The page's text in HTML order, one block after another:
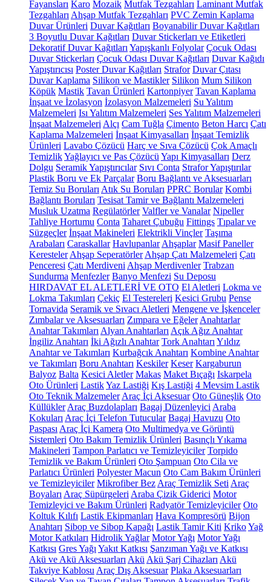
Fayansları Karo Mozaik Mutfak Tezgahları Laminant Mutfak
Tezgahları Ahşap Mutfak Tezgahları PVC Zemin Kaplama
Duvar Ürünleri Duvar Kağıtları Boyanabilir Duvar Kağıtları
3 Boyutlu Duvar Kağıtları Duvar Stickerları ve Etiketleri
Dekoratif Duvar Kağıtları Yapışkanlı Folyolar Çocuk Odası
Duvar Stickerları Çocuk Odası Duvar Kağıtları Duvar Kağıdı
Yapıştırıcısı Poster Duvar Kağıtları Strafor Duvar Çıtası
Duvar Kaplama Silikon ve Mastikler Silikon Mum Silikon
Köpük Mastik Tavan Ürünleri Kartonpiyer Tavan Kaplama
İnşaat ve İzolasyon İzolasyon Malzemeleri Su Yalıtım
Malzemeleri Isı Yalıtım Malzemeleri Ses Yalıtım Malzemeleri
İnşaat Malzemeleri Alçı Cam Tuğla Çimento Beton Harcı Çatı
Kaplama Malzemeleri İnşaat Kimyasalları İnşaat Temizlik
Ürünleri Lavabo Çözücü Harç ve Sıva Çözücü Çok Amaçlı
TemizlikYağlayıcı ve Pas Çözücü Yapı Kimyasalları Derz
Dolgu Seramik Yapıştırıcılar Sıvı Conta Strafor Yapıştırılar
Plastik Boru ve Ek Parçalar Boru Bağlantı ve Aksesuarları
Temiz Su Boruları Atık Su Boruları PPRC Borular Kombi
Bağlantı Boruları Tesisat Tamir ve Bağlantı Malzemeleri
Musluk Uzatma Regülatörler Valfler ve Vanalar Nipeller
Tahliye Hortumu Conta Taharet Çubuğu Fittings Tıpalar ve
Süzgeçler İnşaat Makineleri Elektrikli Vinçler Taşıma
Arabaları Caraskallar Havlupanlar Ahşaplar Masif Paneller
Keresteler Ahşap Seperatörler Ahşap Çatı Malzemeleri Çatı
Penceresi Çatı Merdiveni Ahşap Merdivenler Trabzan
Sundurma Menfezler Banyo Menfezi Su Deposu
HIRDAVAT EL ALETLERİ VE OTO El Aletleri Lokma ve
Lokma Takımları Çekiç El Testereleri Kesici Grubu Pense
Tornavida Seramik ve Sıvacı Aletleri Mengene ve İşkenceler
Zımbalar ve Aksesuarları Zımpara ve Eğeler Anahtarlar
Anahtar Takımları Alyan Anahtarları Açık Ağız Anahtar
İngiliz Anahtarı İki Ağızlı Anahtar Tork Anahtarı Yıldız
Anahtar ve Takımları Kurbağcık Anahtarı Kombine Anahtar
ve Takımları Boru Anahtarı Keskiler Keser Kargaburun
Balyoz Balta Kesici Aletler Makas Maket Bıçağı Iskarpela
Oto Ürünleri LastikYaz Lastiği Kış Lastiği 4 Mevsim Lastik
Oto Teknik Malzemeler Araç İçi Aksesuar Oto Güneşlik Oto
Küllükler Araç Buzdolapları Bagaj Düzenleyici Araba
Kokuları Araç İçi Telefon Tutucular Bagaj Havuzu Oto
Paspası Araç İçi Kamera Oto Multimedya ve Görüntü
Sistemleri Oto Bakım Temizlik Ürünleri Basınçlı Yıkama
Makineleri Tampon Parlatıcı ve Temizleyiciler Torpido
Temizlik ve Bakım Ürünleri Oto Şampuan Oto Cila ve
Parlatıcı Ürünleri Polyester Macun Oto Cam Bakım Ürünleri
ve Temizleyiciler Mikrofiber Bez Araç Temizlik Seti Araç
Boyaları Araç Süpürgeleri Araba Çizik Giderici Motor
Temizleyici ve Bakım Ürünleri Radyatör Temizleyiciler Oto
Koltuk Kılıfı Lastik Ekipmanları Hava Kompresörü Bijon
Anahtarı Sibop ve Sibop Kapağı Lastik Tamir Kiti KrikoYağ
Motor Katkıları Hidrolik Yağlar Motor Yağı Motor Yağı
Katkısı Gres Yağı Yakıt Katkısı Şanzıman Yağı ve Katkısı
Akü ve Akü Aksesuarları Akü Akü Şarj Cihazları Akü
Takviye Kablosu Araç Dış Aksesuar Plaka Aksesuarları